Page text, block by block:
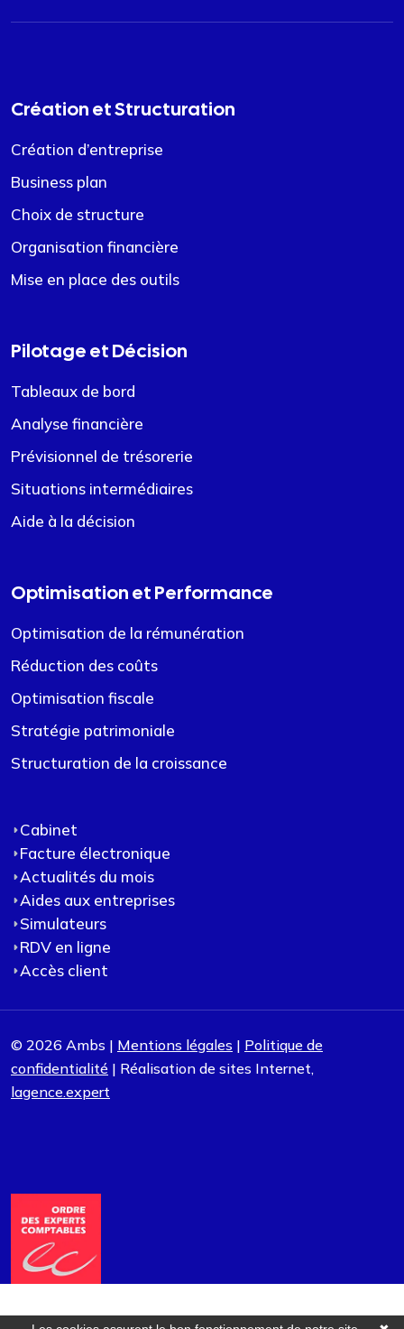
Création et Structuration
Création d’entreprise
Business plan
Choix de structure
Organisation financière
Mise en place des outils
Pilotage et Décision
Tableaux de bord
Analyse financière
Prévisionnel de trésorerie
Situations intermédiaires
Aide à la décision
Optimisation et Performance
Optimisation de la rémunération
Réduction des coûts
Optimisation fiscale
Stratégie patrimoniale
Structuration de la croissance
Cabinet
Facture électronique
Actualités du mois
Aides aux entreprises
Simulateurs
RDV en ligne
Accès client
© 2026 Ambs | Mentions légales | Politique de
confidentialité | Réalisation de sites Internet,
lagence.expert